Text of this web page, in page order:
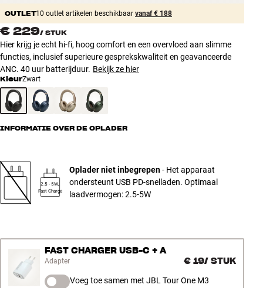
Klantenservice
Bouw met geluid
OUTLET10 outlet artikelen beschikbaar vanaf € 188
€ 229/ STUK
Hier krijg je echt hi-fi, hoog comfort en een overvloed aan slimme
functies, inclusief superieure gesprekskwaliteit en geavanceerde
ANC. 40 uur batterijduur. Bekijk ze hier
KleurZwart
INFORMATIE OVER DE OPLADER
2.5 - 5W,
Fast Charge
Oplader niet inbegrepen- Het apparaat
ondersteunt USB PD-snelladen. Optimaal
laadvermogen: 2.5-5W
FAST CHARGER USB-C + A
Adapter € 19/ STUK
Voeg toe samen met JBL Tour One M3